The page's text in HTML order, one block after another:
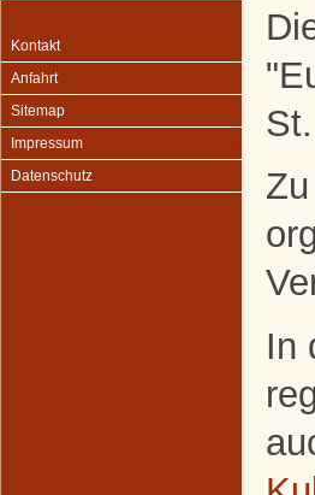
Kontakt
Anfahrt
Sitemap
Impressum
Datenschutz
In